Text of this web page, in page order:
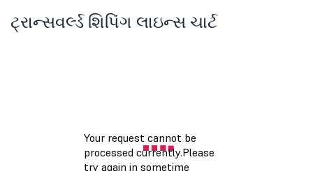
ટ્રાન્સવર્લ્ડ શિપિંગ લાઇન્સ ચાર્ટ